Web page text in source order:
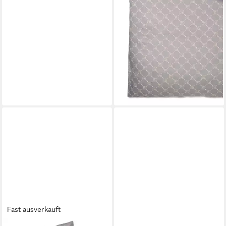
JOOP!
Bettwäsche Unisex
Bettwäsche 1er Pack
Baumwolle, Webware, 2 teilig,
Webware
ab 149,00 €
lieferbar - in 3-4 Werktagen bei dir
Fast ausverkauft